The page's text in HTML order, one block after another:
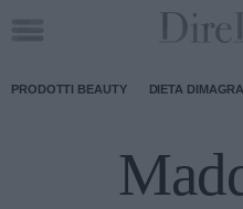
PRODOTTI BEAUTY DIETA